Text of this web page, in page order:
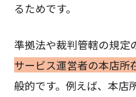
るためです。
準拠法や裁判管轄の規定
サービス運営者の本店所
般的です。例えば、本店